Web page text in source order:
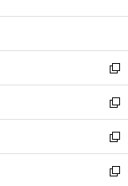
開
ウ
開
く
ン
ウ
で
開
く
ウ
ン
ド
ウ
で
開
く
新
し
い
ウ
ィ
ン
ド
新
し
い
ウ
ィ
新
し
い
新